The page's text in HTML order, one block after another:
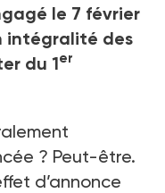
le 7 février
intégralité des
du 1er
? Peut-être.
d’annonce